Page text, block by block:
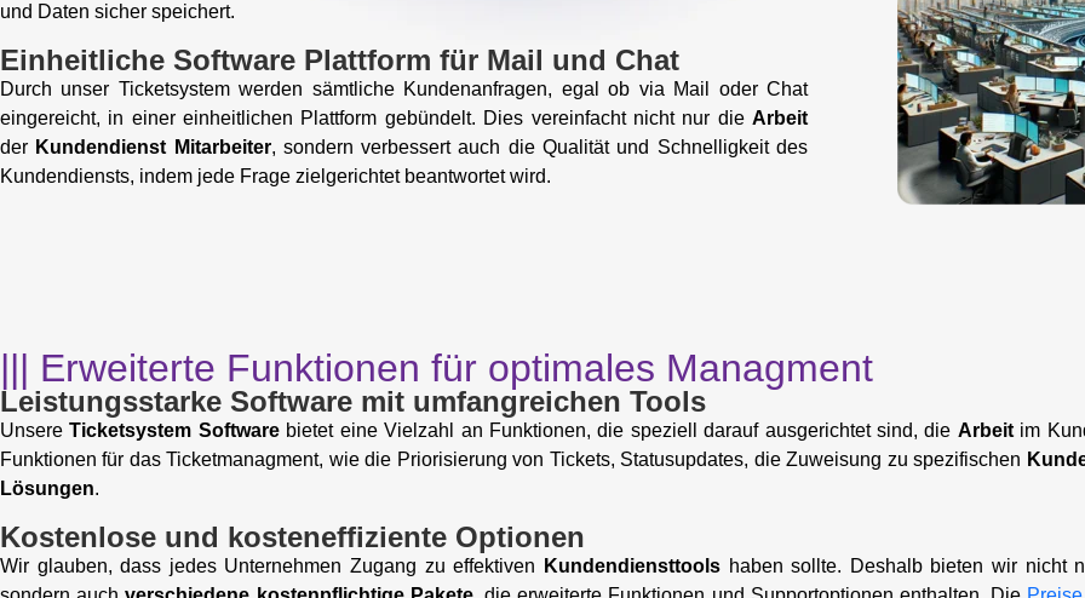
und Daten sicher speichert.
Einheitliche Software Plattform für Mail und Chat
Durch unser Ticketsystem werden sämtliche Kundenanfragen, egal ob via Mail oder Chat
eingereicht, in einer einheitlichen Plattform gebündelt. Dies vereinfacht nicht nur die Arbeit
der Kundendienst Mitarbeiter, sondern verbessert auch die Qualität und Schnelligkeit des
Kundendiensts, indem jede Frage zielgerichtet beantwortet wird.
||| Erweiterte Funktionen für optimales Managment
Leistungsstarke Software mit umfangreichen Tools
UnsereTicketsystem Softwarebietet eine Vielzahl an Funktionen, die speziell darauf ausgerichtet sind, die Arbeitim
Funktionen für das Ticketmanagment, wie die Priorisierung von Tickets, Statusupdates, die Zuweisung zu spezifischen
Lösungen.
Kostenlose und kosteneffiziente Optionen
Wir glauben, dass jedes Unternehmen Zugang zu effektiven Kundendiensttoolshaben sollte. Deshalb bieten wir nicht